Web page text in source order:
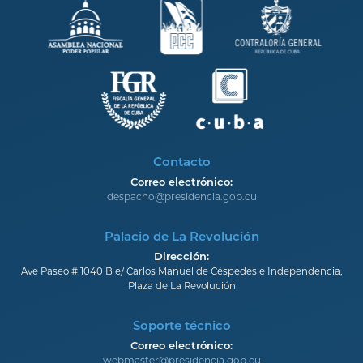
Contacto
Correo electrónico:
despacho@presidencia.gob.cu
Palacio de La Revolución
Dirección:
Ave Paseo # 1040 B e/ Carlos Manuel de Céspedes e Independencia,
Plaza de La Revolución
Soporte técnico
Correo electrónico:
webmaster@presidencia.gob.cu